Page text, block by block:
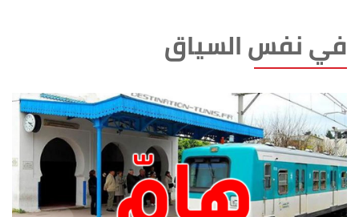
في نفس السياق